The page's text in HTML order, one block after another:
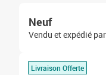
Neuf
Vendu et expédié par
Livraison Offerte